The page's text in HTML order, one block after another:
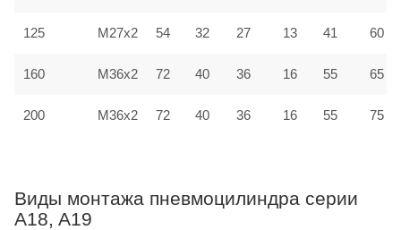
125 M27x2 54 32 27 13 41 60
160 M36x2 72 40 36 16 55 65
200 M36x2 72 40 36 16 55 75
Виды монтажа пневмоцилиндра серии
A18, A19